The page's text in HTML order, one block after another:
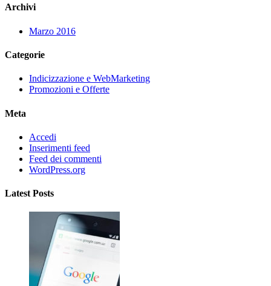
Archivi
Marzo 2016
Categorie
Indicizzazione e WebMarketing
Promozioni e Offerte
Meta
Accedi
Inserimenti feed
Feed dei commenti
WordPress.org
Latest Posts